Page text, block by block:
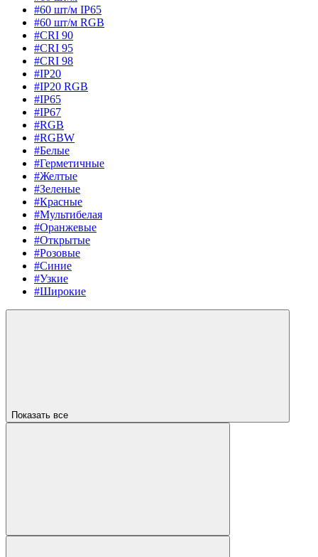
#60 шт/м IP65
#60 шт/м RGB
#CRI 90
#CRI 95
#CRI 98
#IP20
#IP20 RGB
#IP65
#IP67
#RGB
#RGBW
#Белые
#Герметичные
#Желтые
#Зеленые
#Красные
#Мультибелая
#Оранжевые
#Открытые
#Розовые
#Синие
#Узкие
#Широкие
Показать все